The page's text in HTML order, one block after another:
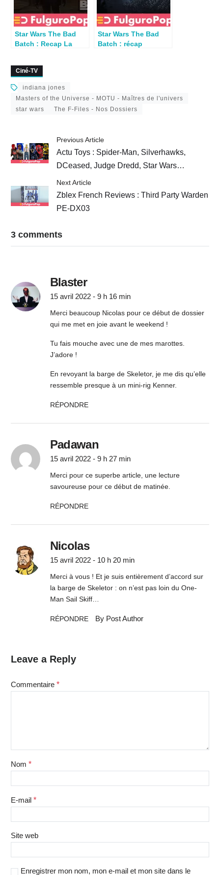
Star Wars The Bad
Batch : Recap La
Star Wars The Bad
Batch : récap
Ciné-TV
indiana jones
Masters of the Universe - MOTU - Maîtres de l'univers
star wars
The F-Files - Nos Dossiers
Previous Article
Actu Toys : Spider-Man, Silverhawks,
DCeased, Judge Dredd, Star Wars…
Next Article
Zblex French Reviews : Third Party Warden
PE-DX03
3 comments
Blaster
15 avril 2022 - 9 h 16 min
Merci beaucoup Nicolas pour ce début de dossier
qui me met en joie avant le weekend !
Tu fais mouche avec une de mes marottes.
J’adore !
En revoyant la barge de Skeletor, je me dis qu’elle
ressemble presque à un mini-rig Kenner.
RÉPONDRE
Padawan
15 avril 2022 - 9 h 27 min
Merci pour ce superbe article, une lecture
savoureuse pour ce début de matinée.
RÉPONDRE
Nicolas
15 avril 2022 - 10 h 20 min
Merci à vous ! Et je suis entièrement d’accord sur
la barge de Skeletor : on n’est pas loin du One-
Man Sail Skiff…
RÉPONDRE By Post Author
Leave a Reply
Commentaire *
Nom *
E-mail *
Site web
Enregistrer mon nom, mon e-mail et mon site dans le